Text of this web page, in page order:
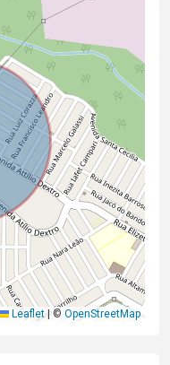
Leaflet |© OpenStreetMap